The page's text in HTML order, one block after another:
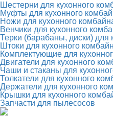
Шестерни для кухонного
Муфты для кухонного
Ножи для кухонного
Венчики для кухонного
Терки (барабаны, диски) для
Штоки для кухонного
Комплектующие для
Двигатели для кухонного
Чаши и стаканы для
Толкатели для кухонного
Держатели для кухонного
Крышки для кухонного
Запчасти для пылесосов